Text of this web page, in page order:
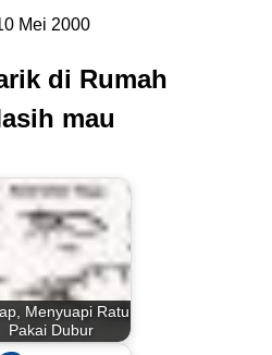
Mei 2000
di Rumah
mau
Menyuapi Ratu
Pakai Dubur